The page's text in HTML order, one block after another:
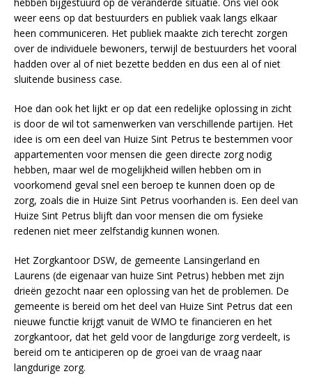
weer eens op dat bestuurders en publiek vaak langs elkaar
heen communiceren. Het publiek maakte zich terecht zorgen
over de individuele bewoners, terwijl de bestuurders het vooral
hadden over al of niet bezette bedden en dus een al of niet
sluitende business case.
Hoe dan ook het lijkt er op dat een redelijke oplossing in zicht
is door de wil tot samenwerken van verschillende partijen. Het
idee is om een deel van Huize Sint Petrus te bestemmen voor
appartementen voor mensen die geen directe zorg nodig
hebben, maar wel de mogelijkheid willen hebben om in
voorkomend geval snel een beroep te kunnen doen op de
zorg, zoals die in Huize Sint Petrus voorhanden is. Een deel van
Huize Sint Petrus blijft dan voor mensen die om fysieke
redenen niet meer zelfstandig kunnen wonen.
Het Zorgkantoor DSW, de gemeente Lansingerland en
Laurens (de eigenaar van huize Sint Petrus) hebben met zijn
drieën gezocht naar een oplossing van het de problemen. De
gemeente is bereid om het deel van Huize Sint Petrus dat een
nieuwe functie krijgt vanuit de WMO te financieren en het
zorgkantoor, dat het geld voor de langdurige zorg verdeelt, is
bereid om te anticiperen op de groei van de vraag naar
langdurige zorg.